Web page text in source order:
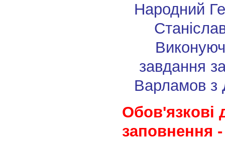
Народний
завдання
Варламов з
Обов'язкові
заповнення